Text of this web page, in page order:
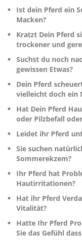
Ist dein Pferd ein
Macken?
Kratzt Dein Pferd
trockener und
Suchst du noch
gewissen Etwas?
Dein Pferd
vielleicht doch ein
Hat Dein Pferd
oder Pilzbefall
Leidet ihr Pferd
Sie suchen
Sommerekzem?
Ihr Pferd hat
Hautirritationen?
Hat ihr Pferd
Vitalität?
Hatte Ihr Pferd
Sie das Gefühl